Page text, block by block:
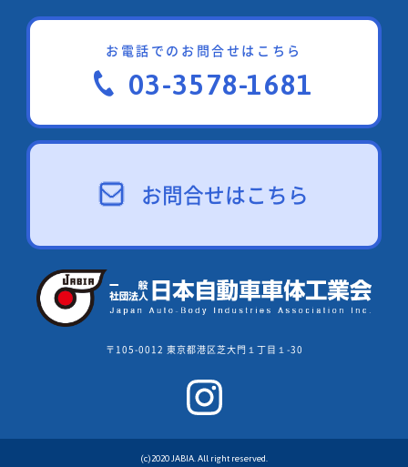
お電話でのお問合せはこちら
03-3578-1681
お問合せはこちら
〒105-0012 東京都港区芝大門１丁目１-30
(c)2020 JABIA. All right reserved.